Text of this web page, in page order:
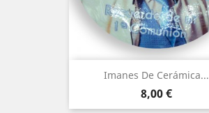
Imanes De Cerámica...
Precio
8,00 €